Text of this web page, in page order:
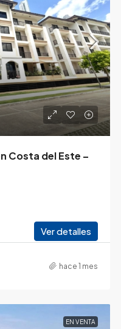
Costa del Este –
Ver detalles
hace 1 mes
EN VENTA